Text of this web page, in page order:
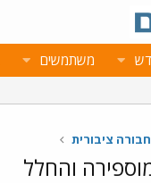
משתמשים
ציבורית
והחלל